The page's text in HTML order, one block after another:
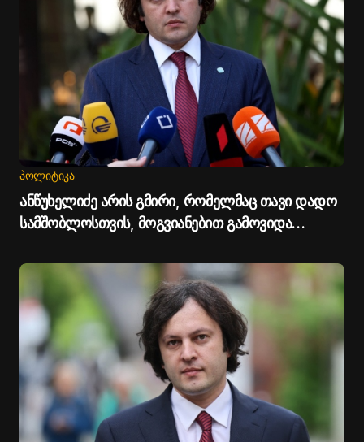
ᲞᲝᲚᲘᲢᲘᲙᲐ
ანწუხელიძე არის გმირი, რომელმაც თავი დადო
სამშობლოსთვის, მოგვიანებით გამოვიდა
გმირობა, თითქოს სააკაშვილისთვის შეგინებას
თუ რაღაც ამგვარს სთხოვდნენ - პრემიერი